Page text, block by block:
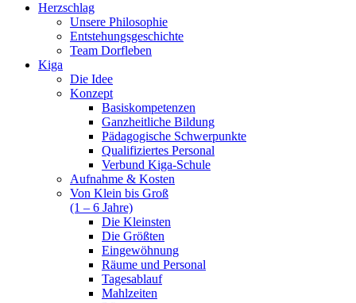
Herzschlag
Unsere Philosophie
Entstehungsgeschichte
Team Dorfleben
Kiga
Die Idee
Konzept
Basiskompetenzen
Ganzheitliche Bildung
Pädagogische Schwerpunkte
Qualifiziertes Personal
Verbund Kiga-Schule
Aufnahme & Kosten
Von Klein bis Groß
(1 – 6 Jahre)
Die Kleinsten
Die Größten
Eingewöhnung
Räume und Personal
Tagesablauf
Mahlzeiten